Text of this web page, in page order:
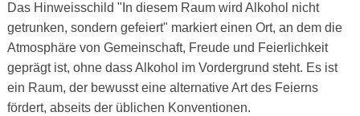
Das Hinweisschild "In diesem Raum wird Alkohol nicht
getrunken, sondern gefeiert" markiert einen Ort, an dem die
Atmosphäre von Gemeinschaft, Freude und Feierlichkeit
geprägt ist, ohne dass Alkohol im Vordergrund steht. Es ist
ein Raum, der bewusst eine alternative Art des Feierns
fördert, abseits der üblichen Konventionen.